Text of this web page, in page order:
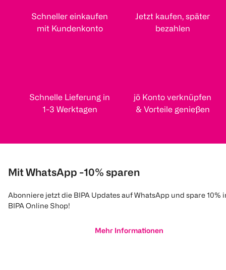
Schneller einkaufen
mit Kundenkonto
Jetzt kaufen, später
bezahlen
Schnelle Lieferung in
1-3 Werktagen
jö Konto verknüpfen
& Vorteile genießen
Mit WhatsApp -10% sparen
Abonniere jetzt die BIPA Updates auf WhatsApp und spare 10%
BIPA Online Shop!
Mehr Informationen